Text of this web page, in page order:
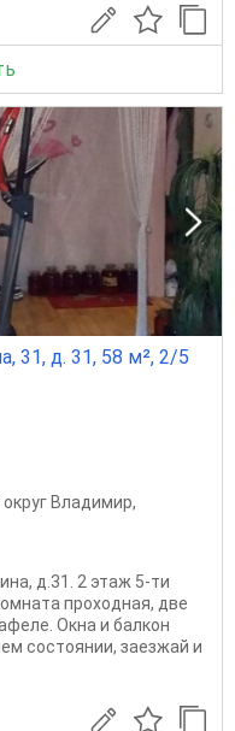
31, д. 31, 58 м², 2/5
округ Владимир,
д.31. 2 этаж 5-ти
проходная, две
Окна и балкон
состоянии, заезжай и